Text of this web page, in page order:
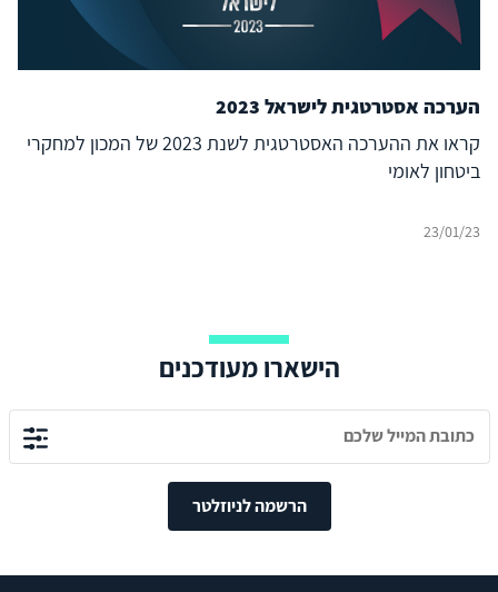
הערכה אסטרטגית לישראל 2023
קראו את ההערכה האסטרטגית לשנת 2023 של המכון למחקרי
ביטחון לאומי
23/01/23
הישארו מעודכנים
הרשמה לניוזלטר